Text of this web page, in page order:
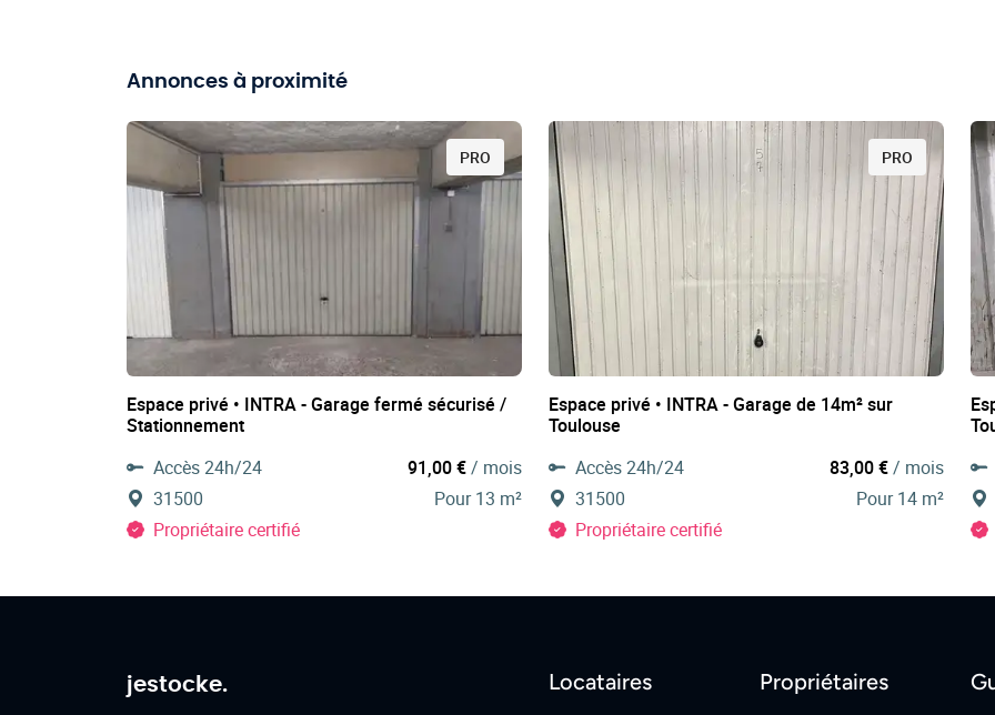
Annonces à proximité
PRO
Espace privé • INTRA - Garage fermé sécurisé /
Stationnement
Accès 24h/24
31500
Propriétaire certifié
91,00 €/ mois
Pour 13 m²
PRO
Espace privé • INTRA - Garage de 14m² sur
Toulouse
Accès 24h/24
31500
Propriétaire certifié
83,00 €/ mois
Pour 14 m²
jestocke. Locataires Propriétaires